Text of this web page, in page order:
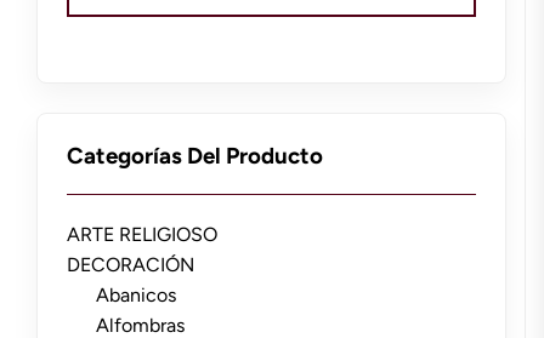
Categorías Del Producto
ARTE RELIGIOSO
DECORACIÓN
Abanicos
Alfombras